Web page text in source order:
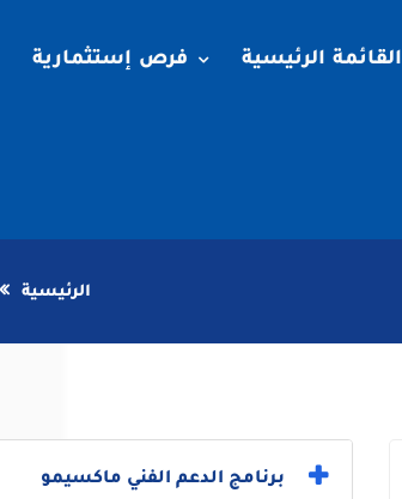
القائمة الرئيسية فرص إستثمارية
الرئيسية
برنامج الدعم الفني ماكسيمو